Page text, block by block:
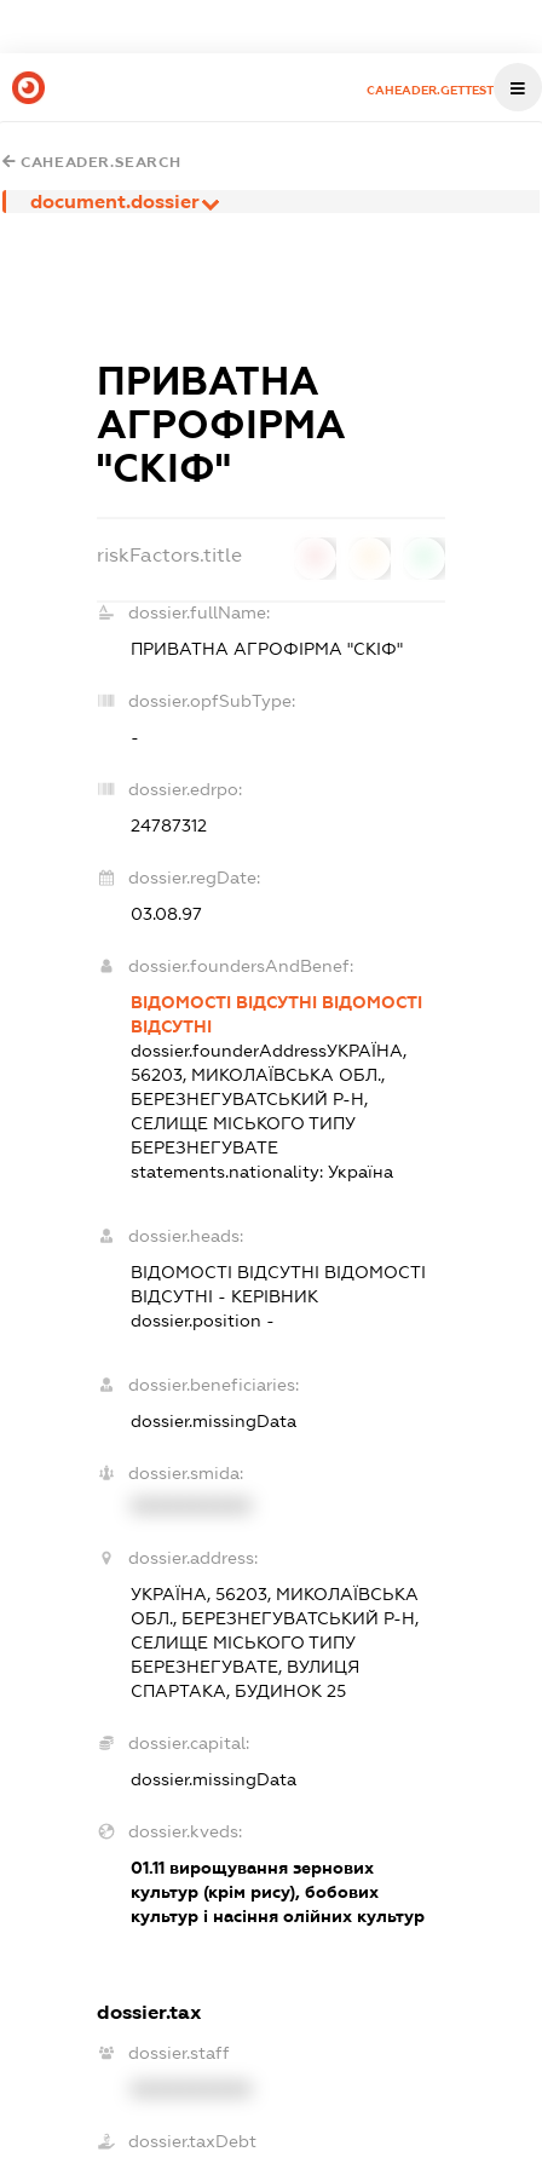
CAHEADER.GETTEST
CAHEADER.SEARCH
document.dossier
ПРИВАТНА
АГРОФІРМА
"СКІФ"
riskFactors.title
dossier.fullName:
ПРИВАТНА АГРОФІРМА "СКІФ"
dossier.opfSubType:
-
dossier.edrpo:
24787312
dossier.regDate:
03.08.97
dossier.foundersAndBenef:
ВІДОМОСТІ ВІДСУТНІ ВІДОМОСТІ
ВІДСУТНІ
dossier.founderAddressУКРАЇНА,
56203, МИКОЛАЇВСЬКА ОБЛ.,
БЕРЕЗНЕГУВАТСЬКИЙ Р-Н,
СЕЛИЩЕ МІСЬКОГО ТИПУ
БЕРЕЗНЕГУВАТЕ
statements.nationality:Україна
dossier.heads:
ВІДОМОСТІ ВІДСУТНІ ВІДОМОСТІ
ВІДСУТНІ - КЕРІВНИК
dossier.position -
dossier.beneficiaries:
dossier.missingData
dossier.smida:
dossier.address:
УКРАЇНА, 56203, МИКОЛАЇВСЬКА
ОБЛ., БЕРЕЗНЕГУВАТСЬКИЙ Р-Н,
СЕЛИЩЕ МІСЬКОГО ТИПУ
БЕРЕЗНЕГУВАТЕ, ВУЛИЦЯ
СПАРТАКА, БУДИНОК 25
dossier.capital:
dossier.missingData
dossier.kveds:
01.11 вирощування зернових
культур (крім рису), бобових
культур і насіння олійних культур
dossier.tax
dossier.staff
dossier.taxDebt